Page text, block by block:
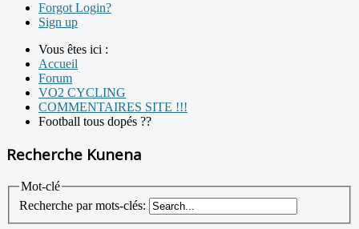
Forgot Login?
Sign up
Vous êtes ici :
Accueil
Forum
VO2 CYCLING
COMMENTAIRES SITE !!!
Football tous dopés ??
Recherche Kunena
Mot-clé
Recherche par mots-clés: